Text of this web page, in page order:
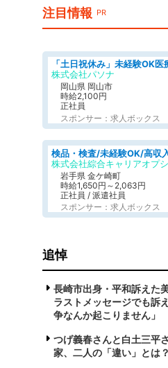
注目情報 PR
株式会社パソナ
岡山県 岡山市
時給2,100円
正社員
スポンサー：求人ボックス
株式会社綜合キャリアオプ
岩手県 金ケ崎町
時給1,650円～2,063円
正社員 / 派遣社員
スポンサー：求人ボックス
追悼
長崎市出身・平和訴えた
ラストメッセージでも
争なんか起こりません」
つげ義春さんと白土三
家、二人の「違い」とは？